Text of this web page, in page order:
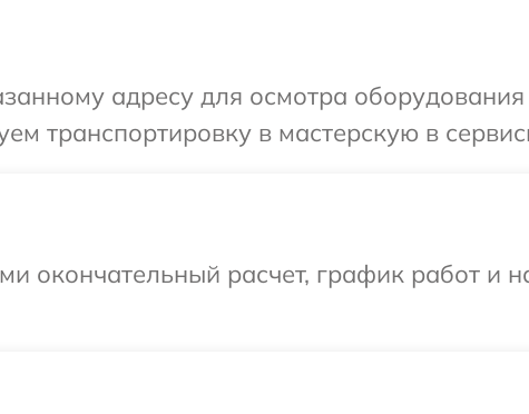
адресу для осмотра оборудования
транспортировку в мастерскую в
окончательный расчет, график работ и